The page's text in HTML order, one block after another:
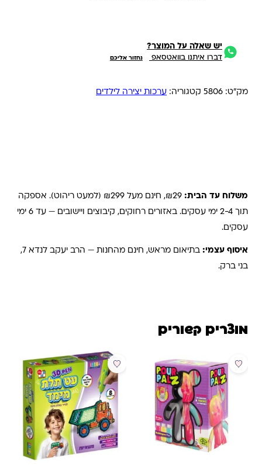
יש שאלה על המוצר?
דברו איתנו בוואטסאפ נחזור אליכם
מק"ט: 5806 קטגוריה: ערכות יצירה לילדים
משלוח עד הבית: ₪29, חינם מעל ₪299 (למעט ריהוט). אספקה
תוך 2-4 ימי עסקים. באזורים רחוקים, קיבוצים ויישובים — עד 6 ימי
עסקים.
איסוף עצמי: בתיאום מראש, חינם מהחנות — הרב יעקב לנדא 7,
בני ברק.
מוצרים קשורים
מבצע